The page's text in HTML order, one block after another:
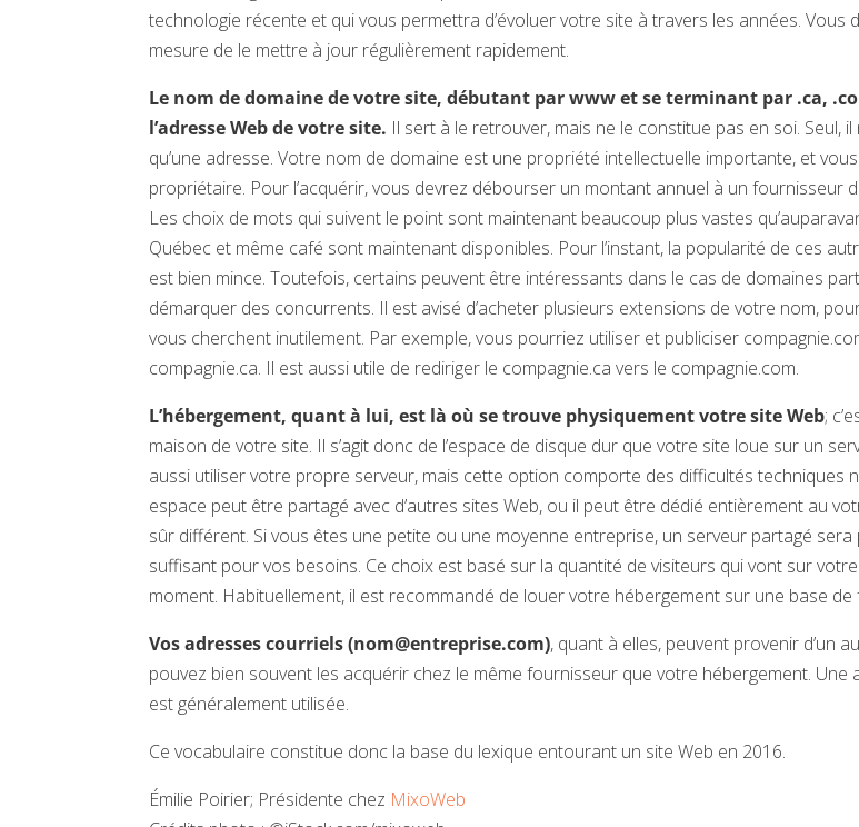
technologie récente et qui vous permettra d’évoluer votre site à travers les années. Vous
mesure de le mettre à jour régulièrement rapidement.
Le nom de domaine de votre site, débutant par www et se terminant par .ca,
l’adresse Web de votre site. Il sert à le retrouver, mais ne le constitue pas en soi. Seul, il
qu’une adresse. Votre nom de domaine est une propriété intellectuelle importante, et
propriétaire. Pour l’acquérir, vous devrez débourser un montant annuel à un fournisseur
Les choix de mots qui suivent le point sont maintenant beaucoup plus vastes
Québec et même café sont maintenant disponibles. Pour l’instant, la popularité de ces
est bien mince. Toutefois, certains peuvent être intéressants dans le cas de domaines
démarquer des concurrents. Il est avisé d’acheter plusieurs extensions de votre nom,
vous cherchent inutilement. Par exemple, vous pourriez utiliser et publiciser
compagnie.ca. Il est aussi utile de rediriger le compagnie.ca vers le compagnie.com.
L’hébergement, quant à lui, est là où se trouve physiquement votre site Web;
maison de votre site. Il s’agit donc de l’espace de disque dur que votre site loue sur un
aussi utiliser votre propre serveur, mais cette option comporte des difficultés techniques
espace peut être partagé avec d’autres sites Web, ou il peut être dédié entièrement au
sûr différent. Si vous êtes une petite ou une moyenne entreprise, un serveur partagé
suffisant pour vos besoins. Ce choix est basé sur la quantité de visiteurs qui vont sur
moment. Habituellement, il est recommandé de louer votre hébergement sur une base de
Vos adresses courriels (nom@entreprise.com), quant à elles, peuvent provenir d’un
pouvez bien souvent les acquérir chez le même fournisseur que votre hébergement. Une
est généralement utilisée.
Ce vocabulaire constitue donc la base du lexique entourant un site Web en 2016.
Émilie Poirier; Présidente chez MixoWeb